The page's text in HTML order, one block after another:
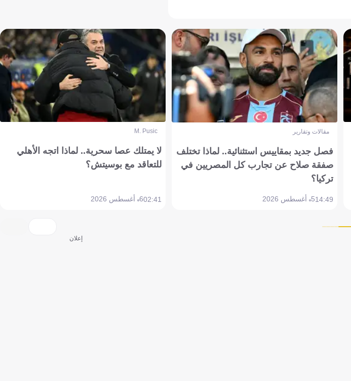
مقالات وتقارير
فصل جديد بمقاييس استثنائية.. لماذا تختلف
صفقة صلاح عن تجارب كل المصريين في
تركيا؟
14:495 أغسطس 2026
M. Pusic
لا يمتلك عصا سحرية.. لماذا اتجه الأهلي
للتعاقد مع بوسيتش؟
02:416 أغسطس 2026
إعلان